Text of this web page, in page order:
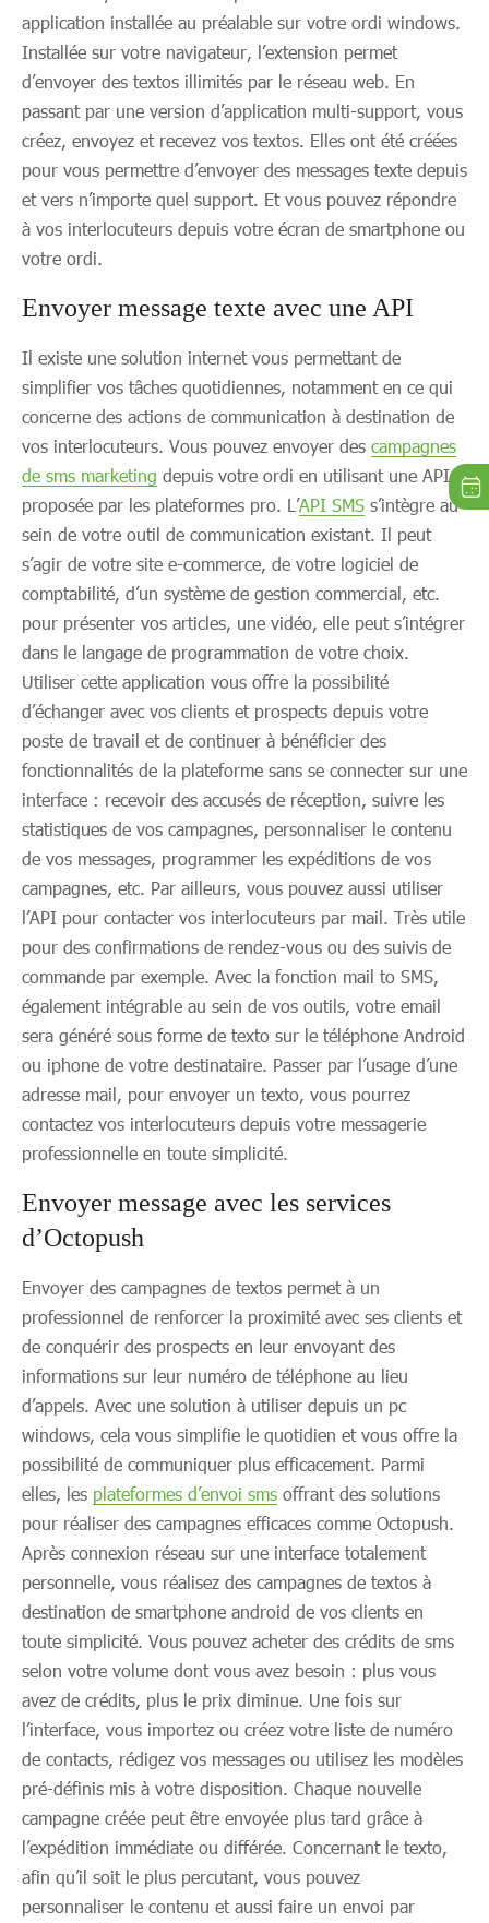
application installée au préalable sur votre ordi windows.
Installée sur votre navigateur, l’extension permet
d’envoyer des textos illimités par le réseau web. En
passant par une version d’application multi-support, vous
créez, envoyez et recevez vos textos. Elles ont été créées
pour vous permettre d’envoyer des messages texte depuis
et vers n’importe quel support. Et vous pouvez répondre
à vos interlocuteurs depuis votre écran de smartphone ou
votre ordi.
Envoyer message texte avec une API
Il existe une solution internet vous permettant de
simplifier vos tâches quotidiennes, notamment en ce qui
concerne des actions de communication à destination de
vos interlocuteurs. Vous pouvez envoyer des campagnes
de sms marketing depuis votre ordi en utilisant une API
proposée par les plateformes pro. L’API SMS s’intègre au
sein de votre outil de communication existant. Il peut
s’agir de votre site e-commerce, de votre logiciel de
comptabilité, d’un système de gestion commercial, etc.
pour présenter vos articles, une vidéo, elle peut s’intégrer
dans le langage de programmation de votre choix.
Utiliser cette application vous offre la possibilité
d’échanger avec vos clients et prospects depuis votre
poste de travail et de continuer à bénéficier des
fonctionnalités de la plateforme sans se connecter sur une
interface : recevoir des accusés de réception, suivre les
statistiques de vos campagnes, personnaliser le contenu
de vos messages, programmer les expéditions de vos
campagnes, etc. Par ailleurs, vous pouvez aussi utiliser
l’API pour contacter vos interlocuteurs par mail. Très utile
pour des confirmations de rendez-vous ou des suivis de
commande par exemple. Avec la fonction mail to SMS,
également intégrable au sein de vos outils, votre email
sera généré sous forme de texto sur le téléphone Android
ou iphone de votre destinataire. Passer par l’usage d’une
adresse mail, pour envoyer un texto, vous pourrez
contactez vos interlocuteurs depuis votre messagerie
professionnelle en toute simplicité.
Envoyer message avec les services
d’Octopush
Envoyer des campagnes de textos permet à un
professionnel de renforcer la proximité avec ses clients et
de conquérir des prospects en leur envoyant des
informations sur leur numéro de téléphone au lieu
d’appels. Avec une solution à utiliser depuis un pc
windows, cela vous simplifie le quotidien et vous offre la
possibilité de communiquer plus efficacement. Parmi
elles, les plateformes d’envoi sms offrant des solutions
pour réaliser des campagnes efficaces comme Octopush.
Après connexion réseau sur une interface totalement
personnelle, vous réalisez des campagnes de textos à
destination de smartphone android de vos clients en
toute simplicité. Vous pouvez acheter des crédits de sms
selon votre volume dont vous avez besoin : plus vous
avez de crédits, plus le prix diminue. Une fois sur
l’interface, vous importez ou créez votre liste de numéro
de contacts, rédigez vos messages ou utilisez les modèles
pré-définis mis à votre disposition. Chaque nouvelle
campagne créée peut être envoyée plus tard grâce à
l’expédition immédiate ou différée. Concernant le texto,
afin qu’il soit le plus percutant, vous pouvez
personnaliser le contenu et aussi faire un envoi par